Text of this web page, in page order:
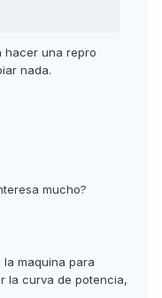
hacer una repro
nada.
mucho?
maquina para
la curva de potencia,